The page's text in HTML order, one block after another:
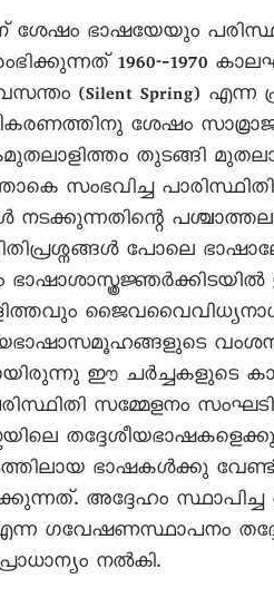
ശേഷം ഭാഷയേയും
1960-‐1970
(Silent Spring) എന്ന
ശേഷം
തുടങ്ങി
സംഭവിച്ച
നടക്കുന്നതിന്റെ
പോലെ
ഈ ചർച്ചകളുടെ
സമ്മേളനം
ഭാഷകൾക്കു വേണ്ടി
അദ്ദേഹം സ്ഥാപിച്ച
എന്ന ഗവേഷണസ്ഥാപനം
നൽകി.